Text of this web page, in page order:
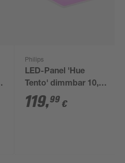
Philips
LED-Panel 'Hue
Tento' dimmbar 10,6
W 1020 lm RGB -
tunable white Ø 29,5 x
119,99 €